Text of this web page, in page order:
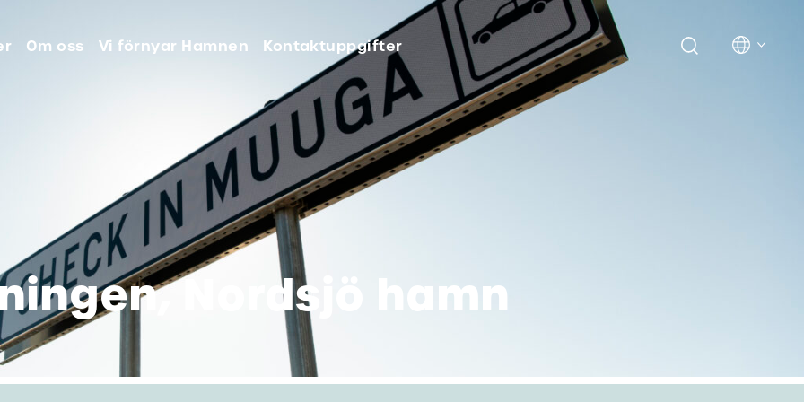
Om oss Vi förnyar Hamnen Kontaktuppgifter
Nordsjö hamn